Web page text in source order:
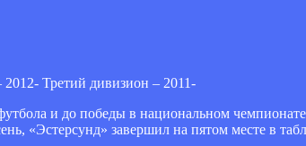
Третий дивизион – 2011-
и до победы в национальном
«Эстерсунд» завершил на пятом месте в